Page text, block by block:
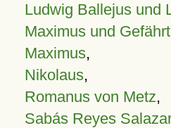
Ludwig Ballejus und
Maximus und
Maximus,
Nikolaus,
Romanus von Metz,
Sabás Reyes